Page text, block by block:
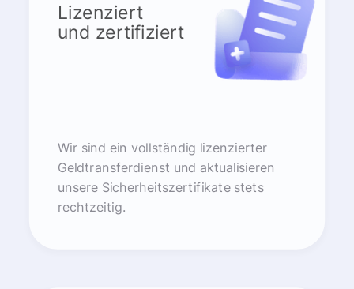
Lizenziert
und zertifiziert
Wir sind ein vollständig lizenzierter
Geldtransferdienst und aktualisieren
unsere Sicherheitszertifikate stets
rechtzeitig.